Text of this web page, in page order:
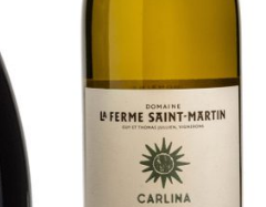
Telefoonnummer *
toelichting